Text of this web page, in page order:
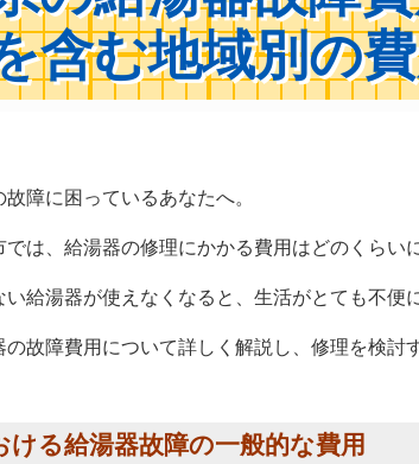
含む地域別の
障に困っているあなたへ。
では、給湯器の修理にかかる費用はどのくらい
給湯器が使えなくなると、生活がとても不便
故障費用について詳しく解説し、修理を検討
ける給湯器故障の一般的な費用